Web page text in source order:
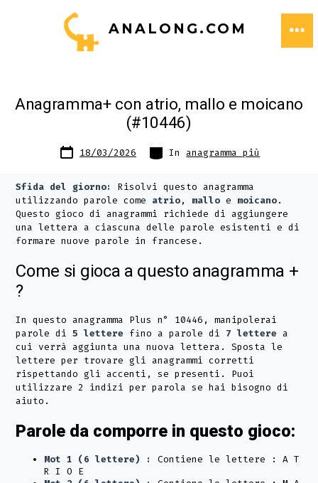
ANALONG.COM
Anagramma+ con atrio, mallo e moicano
(#10446)
Data
articolo18/03/2026 Categorie
In anagramma più
Sfida del giorno:
Risolvi questo anagramma
utilizzando parole come atrio, mallo e moicano.
Questo gioco di anagrammi richiede di aggiungere
una lettera a ciascuna delle parole esistenti e di
formare nuove parole in francese.
Come si gioca a questo anagramma +
?
In questo anagramma Plus n° 10446, manipolerai
parole di5 lettere fino a parole di 7 lettere a
cui verrà aggiunta una nuova lettera. Sposta le
lettere per trovare gli anagrammi corretti
rispettando gli accenti, se presenti. Puoi
utilizzare 2 indizi per parola se hai bisogno di
aiuto.
Parole da comporre in questo gioco:
Mot 1 (6 lettere) :
Contiene le lettere : A T
R I O E